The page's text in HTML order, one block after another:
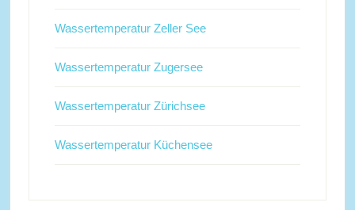
Wassertemperatur Zeller See
Wassertemperatur Zugersee
Wassertemperatur Zürichsee
Wassertemperatur Küchensee